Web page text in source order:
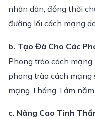
nhân dân, đồng thời
đường lối cách mạng
b. Tạo Đà Cho Các
Phong trào cách
phong trào cách mạng
mạng Tháng Tám
c. Nâng Cao Tinh